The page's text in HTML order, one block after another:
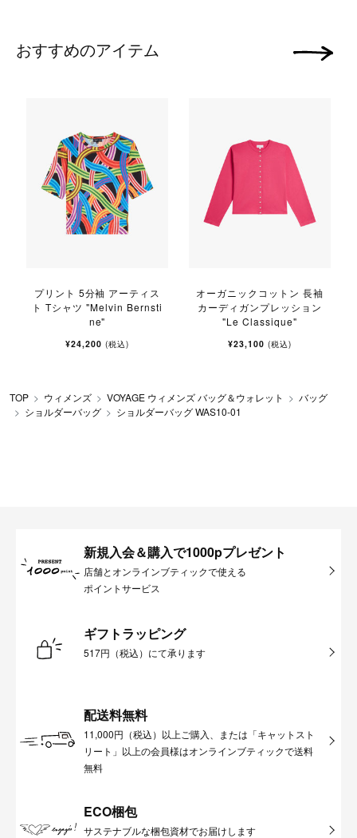
おすすめのアイテム
プリント 5分袖 アーティス
ト Tシャツ "Melvin Bernsti
ne"
¥24,200 (税込)
オーガニックコットン 長袖
カーディガンプレッション
"Le Classique"
¥23,100 (税込)
次の画像
TOP ウィメンズ VOYAGE ウィメンズ バッグ＆ウォレット
バッグ
ショルダーバッグ
ショルダーバッグ WAS10-01
新規入会＆購入で1000pプレゼント
店舗とオンラインブティックで使える
ポイントサービス
ギフトラッピング
517円（税込）にて承ります
配送料無料
11,000円（税込）以上ご購入、または「キャットスト
リート」以上の会員様はオンラインブティックで送料
無料
ECO梱包
サステナブルな梱包資材でお届けします